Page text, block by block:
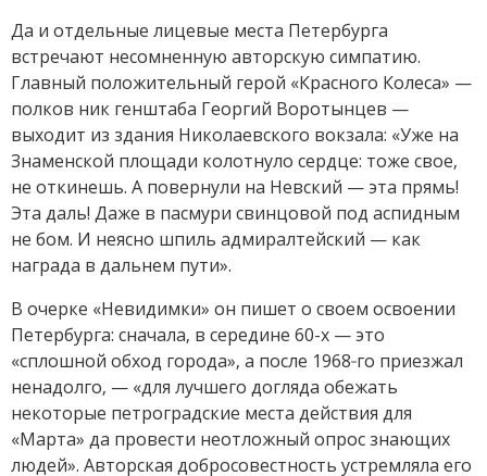
Да и отдельные лицевые места Петербурга
встречают несомненную авторскую симпатию.
Главный положительный герой «Красного Колеса» —
полков ник генштаба Георгий Воротынцев —
выходит из здания Николаевского вокзала: «Уже на
Знаменской площади колотнуло сердце: тоже свое,
не откинешь. А повернули на Невский — эта прямь!
Эта даль! Даже в пасмури свинцовой под аспидным
не бом. И неясно шпиль адмиралтейский — как
награда в дальнем пути».
В очерке «Невидимки» он пишет о своем освоении
Петербурга: сначала, в середине 60-х — это
«сплошной обход города», а после 1968‑го приезжал
ненадолго, — «для лучшего догляда обежать
некоторые петроградские места действия для
«Марта» да провести неотложный опрос знающих
людей». Авторская добросовестность устремляла его